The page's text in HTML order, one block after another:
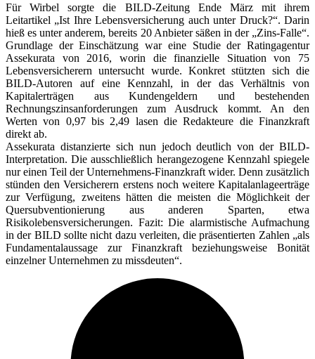
Für Wirbel sorgte die BILD-Zeitung Ende März mit ihrem
Leitartikel „Ist Ihre Lebensversicherung auch unter Druck?“. Darin
hieß es unter anderem, bereits 20 Anbieter säßen in der „Zins-Falle“.
Grundlage der Einschätzung war eine Studie der Ratingagentur
Assekurata von 2016, worin die finanzielle Situation von 75
Lebensversicherern untersucht wurde. Konkret stützten sich die
BILD-Autoren auf eine Kennzahl, in der das Verhältnis von
Kapitalerträgen aus Kundengeldern und bestehenden
Rechnungszinsanforderungen zum Ausdruck kommt. An den
Werten von 0,97 bis 2,49 lasen die Redakteure die Finanzkraft
direkt ab.
Assekurata distanzierte sich nun jedoch deutlich von der BILD-
Interpretation. Die ausschließlich herangezogene Kennzahl spiegele
nur einen Teil der Unternehmens-Finanzkraft wider. Denn zusätzlich
stünden den Versicherern erstens noch weitere Kapitalanlageerträge
zur Verfügung, zweitens hätten die meisten die Möglichkeit der
Quersubventionierung aus anderen Sparten, etwa
Risikolebensversicherungen. Fazit: Die alarmistische Aufmachung
in der BILD sollte nicht dazu verleiten, die präsentierten Zahlen „als
Fundamentalaussage zur Finanzkraft beziehungsweise Bonität
einzelner Unternehmen zu missdeuten“.